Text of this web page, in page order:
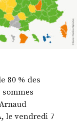
80 % des
le vendredi 7